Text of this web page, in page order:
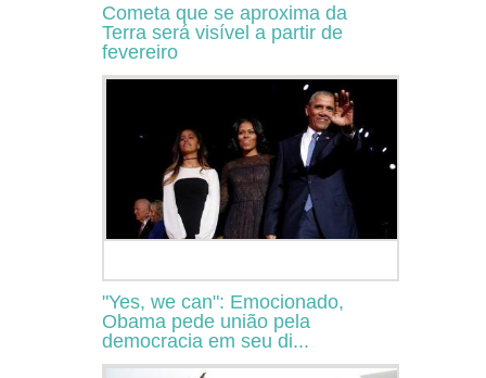
Cometa que se aproxima da
Terra será visível a partir de
fevereiro
"Yes, we can": Emocionado,
Obama pede união pela
democracia em seu di...